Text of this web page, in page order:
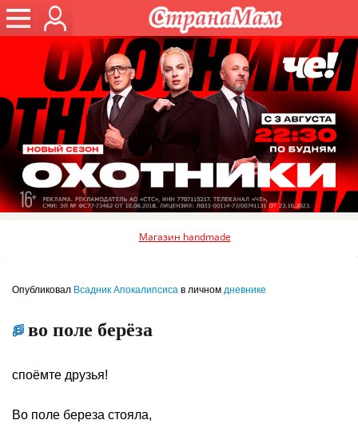
Магазин handmade
Опубликовал Всадник Апокалипсиса в личном дневнике
во поле берёза
споёмте друзья!
Во поле береза стояла,